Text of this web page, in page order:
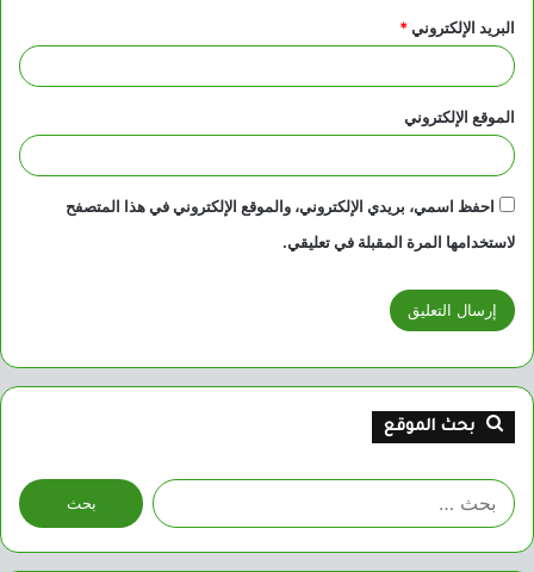
البريد الإلكتروني*
الموقع الإلكتروني
احفظ اسمي، بريدي الإلكتروني، والموقع الإلكتروني في هذا المتصفح
لاستخدامها المرة المقبلة في تعليقي.
بحث الموقع
البحث
عن: